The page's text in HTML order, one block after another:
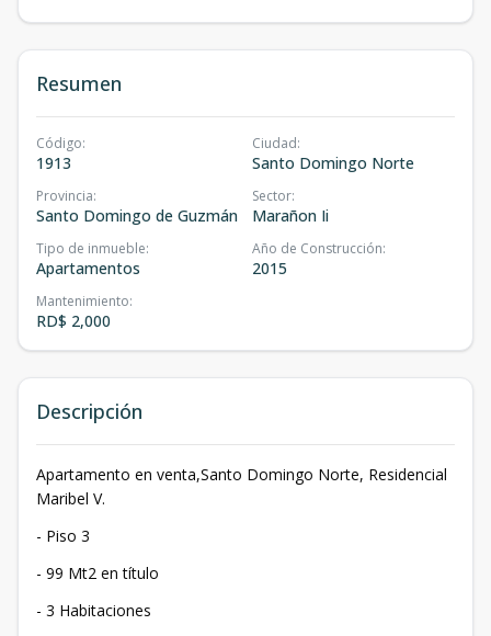
Resumen
Código:
1913
Ciudad:
Santo Domingo Norte
Provincia:
Santo Domingo de Guzmán
Sector:
Marañon Ii
Tipo de inmueble:
Apartamentos
Año de Construcción:
2015
Mantenimiento:
RD$ 2,000
Descripción
Apartamento en venta,Santo Domingo Norte, Residencial
Maribel V.
- Piso 3
- 99 Mt2 en título
- 3 Habitaciones